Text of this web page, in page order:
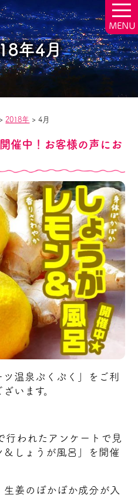
年4月
> 2018年 >4月
催中！お客様の声にお
温泉ぷくぷく」をご利
います。
行われたアンケートで見
しょうが風呂」を開催
生姜のぽかぽか成分が入